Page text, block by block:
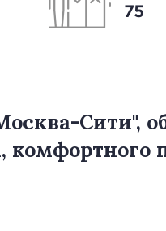
75
комфортного